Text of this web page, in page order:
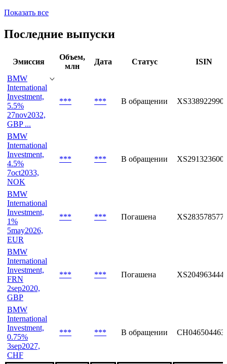
Показать все
Последние выпуски
Эмиссия
Объем,
млн
Дата Статус
ISIN
BMW
International
Investment,
5.5%
27nov2032,
GBP ...
*** *** В обращении
BMW
International
Investment,
4.5%
7oct2033,
NOK
*** *** В обращении
BMW
International
Investment,
1%
5may2026,
EUR
*** *** Погашена
BMW
International
Investment,
FRN
2sep2020,
GBP
*** *** Погашена
BMW
International
Investment,
0.75%
3sep2027,
CHF
*** *** В обращении